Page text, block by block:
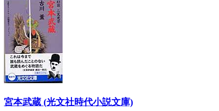
宮本武蔵 (光文社時代小説文庫)